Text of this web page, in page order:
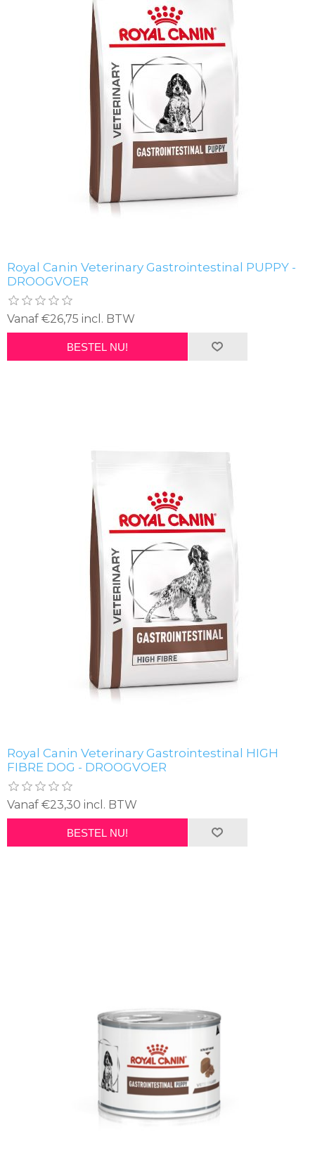
Royal Canin Veterinary Gastrointestinal PUPPY -
DROOGVOER
Vanaf €26,75 incl. BTW
BESTEL NU!
Royal Canin Veterinary Gastrointestinal HIGH
FIBRE DOG - DROOGVOER
Vanaf €23,30 incl. BTW
BESTEL NU!